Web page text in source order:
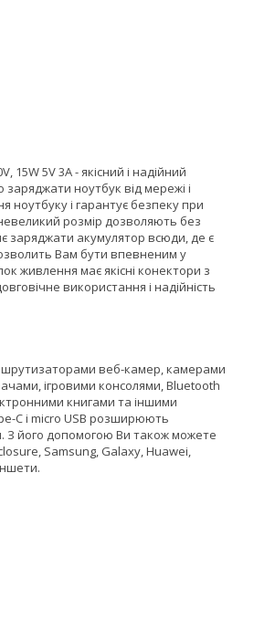
5V 3A - якісний і надійний
ноутбук від мережі і
і гарантує безпеку при
розмір дозволяють без
заряджати акумулятор всюди, де є
Вам бути впевненим у
живлення має якісні конектори з
використання і надійність
веб-камер, камерами
ігровими консолями, Bluetooth
книгами та іншими
C і micro USB розширюють
З його допомогою Ви також можете
Samsung, Galaxy, Huawei,